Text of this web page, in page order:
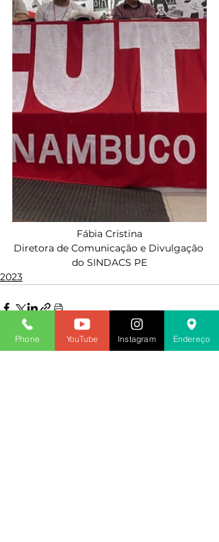
Fábia Cristina
Diretora de Comunicação e Divulgação
do SINDACS PE
2023
Phone YouTube Instagram Endereço